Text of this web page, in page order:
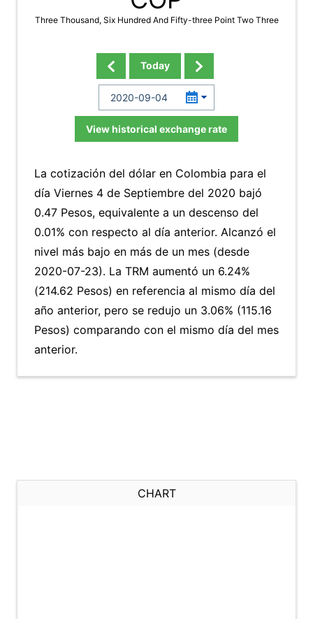
Three Thousand, Six Hundred And Fifty-three Point Two Three
Today
View historical exchange rate
La cotización del dólar en Colombia para el
día Viernes 4 de Septiembre del 2020 bajó
0.47 Pesos, equivalente a un descenso del
0.01% con respecto al día anterior. Alcanzó el
nivel más bajo en más de un mes (desde
2020-07-23). La TRM aumentó un 6.24%
(214.62 Pesos) en referencia al mismo día del
año anterior, pero se redujo un 3.06% (115.16
Pesos) comparando con el mismo día del mes
anterior.
CHART